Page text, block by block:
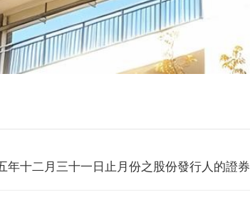
年十二月三十一日止月份之股份發行人的證